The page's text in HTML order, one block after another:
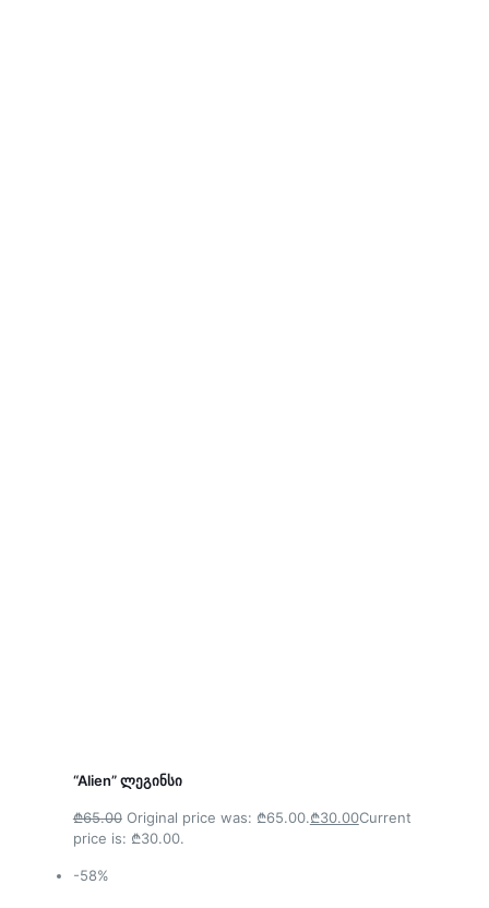
“Alien” ლეგინსი
₾65.00Original price was: ₾65.00.₾30.00Current
price is: ₾30.00.
-58%